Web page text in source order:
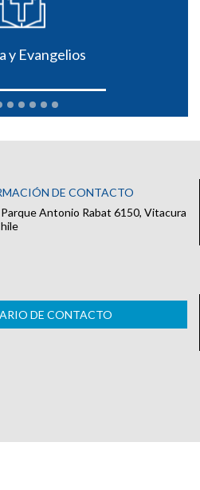
y Evangelios
DE CONTACTO
Parque Antonio Rabat 6150, Vitacura
DE CONTACTO